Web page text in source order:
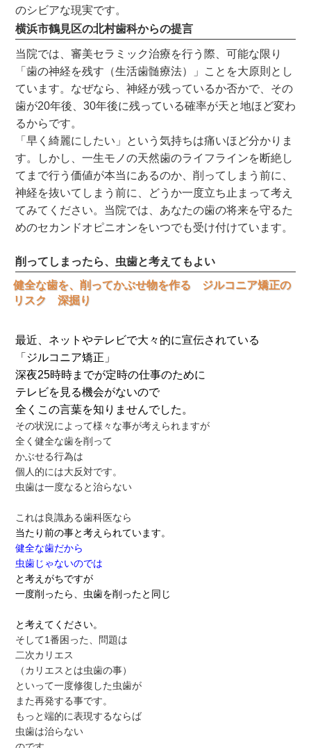
のシビアな現実です。
横浜市鶴見区の北村歯科からの提言
当院では、審美セラミック治療を行う際、可能な限り
「歯の神経を残す（生活歯髄療法）」ことを大原則とし
ています。なぜなら、神経が残っているか否かで、その
歯が20年後、30年後に残っている確率が天と地ほど変わ
るからです。
「早く綺麗にしたい」という気持ちは痛いほど分かりま
す。しかし、一生モノの天然歯のライフラインを断絶し
てまで行う価値が本当にあるのか、削ってしまう前に、
神経を抜いてしまう前に、どうか一度立ち止まって考え
てみてください。当院では、あなたの歯の将来を守るた
めのセカンドオピニオンをいつでも受け付けています。
削ってしまったら、虫歯と考えてもよい
健全な歯を、削ってかぶせ物を作る ジルコニア矯正の
リスク 深掘り
最近、ネットやテレビで大々的に宣伝されている
「ジルコニア矯正」
深夜25時時までが定時の仕事のために
テレビを見る機会がないので
全くこの言葉を知りませんでした。
その状況によって様々な事が考えられますが
全く健全な歯を削って
かぶせる行為は
個人的には大反対です。
虫歯は一度なると治らない
これは良識ある歯科医なら
当たり前の事と考えられています。
健全な歯だから
虫歯じゃないのでは
と考えがちですが
一度削ったら、虫歯を削ったと同じ
と考えてください。
そして1番困った、問題は
二次カリエス
（カリエスとは虫歯の事）
といって一度修復した虫歯が
また再発する事です。
もっと端的に表現するならば
虫歯は治らない